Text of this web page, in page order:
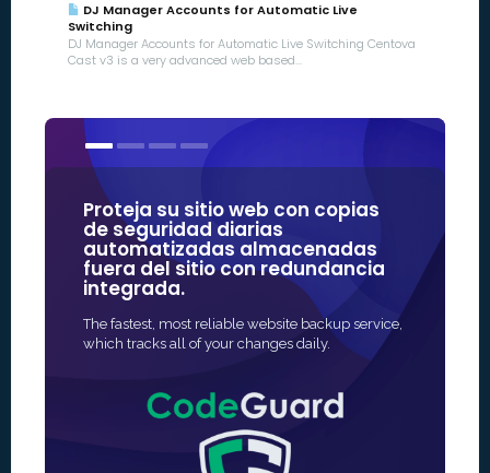
DJ Manager Accounts for Automatic Live
Switching
DJ Manager Accounts for Automatic Live Switching Centova
Cast v3 is a very advanced web based...
Proteja su sitio web con copias
de seguridad diarias
automatizadas almacenadas
fuera del sitio con redundancia
integrada.
The fastest, most reliable website backup service,
which tracks all of your changes daily.
La forma
protección